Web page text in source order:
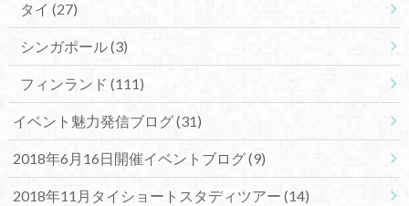
タイ (27)
シンガポール(3)
フィンランド (111)
イベント魅力発信ブログ(31)
2018年6月16日開催イベントブログ(9)
2018年11月タイショートスタディツアー (14)